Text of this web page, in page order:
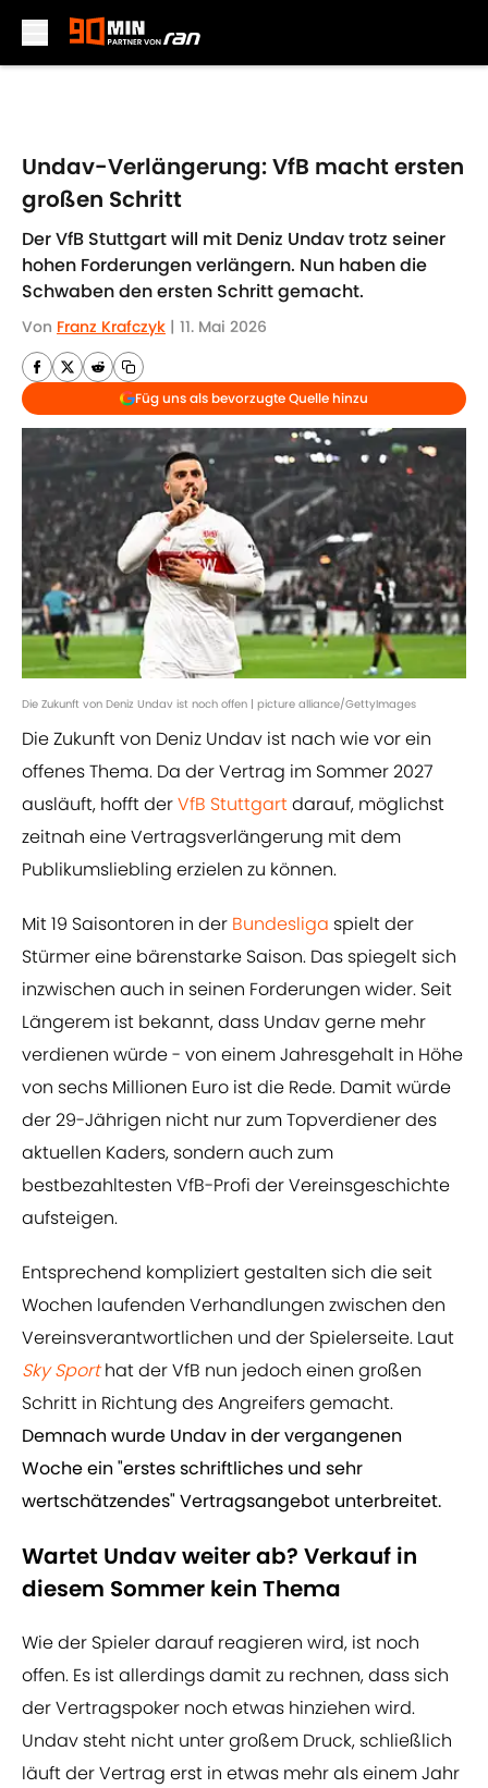
Undav-Verlängerung: VfB macht ersten
großen Schritt
Der VfB Stuttgart will mit Deniz Undav trotz seiner
hohen Forderungen verlängern. Nun haben die
Schwaben den ersten Schritt gemacht.
Von Franz Krafczyk | 11. Mai 2026
Füg uns als bevorzugte Quelle hinzu
Die Zukunft von Deniz Undav ist noch offen | picture alliance/GettyImages
Die Zukunft von Deniz Undav ist nach wie vor ein
offenes Thema. Da der Vertrag im Sommer 2027
ausläuft, hofft derVfB Stuttgartdarauf, möglichst
zeitnah eine Vertragsverlängerung mit dem
Publikumsliebling erzielen zu können.
Mit 19 Saisontoren in der Bundesliga spielt der
Stürmer eine bärenstarke Saison. Das spiegelt sich
inzwischen auch in seinen Forderungen wider. Seit
Längerem ist bekannt, dass Undav gerne mehr
verdienen würde - von einem Jahresgehalt in Höhe
von sechs Millionen Euro ist die Rede. Damit würde
der 29-Jährigen nicht nur zum Topverdiener des
aktuellen Kaders, sondern auch zum
bestbezahltesten VfB-Profi der Vereinsgeschichte
aufsteigen.
Entsprechend kompliziert gestalten sich die seit
Wochen laufenden Verhandlungen zwischen den
Vereinsverantwortlichen und der Spielerseite. Laut
Sky Sporthat der VfB nun jedoch einen großen
Schritt in Richtung des Angreifers gemacht.
Demnach wurde Undav in der vergangenen
Woche ein "erstes schriftliches und sehr
wertschätzendes" Vertragsangebot unterbreitet.
Wartet Undav weiter ab? Verkauf in
diesem Sommer kein Thema
Wie der Spieler darauf reagieren wird, ist noch
offen. Es ist allerdings damit zu rechnen, dass sich
der Vertragspoker noch etwas hinziehen wird.
Undav steht nicht unter großem Druck, schließlich
läuft der Vertrag erst in etwas mehr als einem Jahr